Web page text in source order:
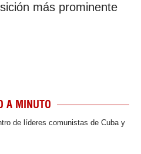
más prominente
A MINUTO
de líderes comunistas de Cuba y